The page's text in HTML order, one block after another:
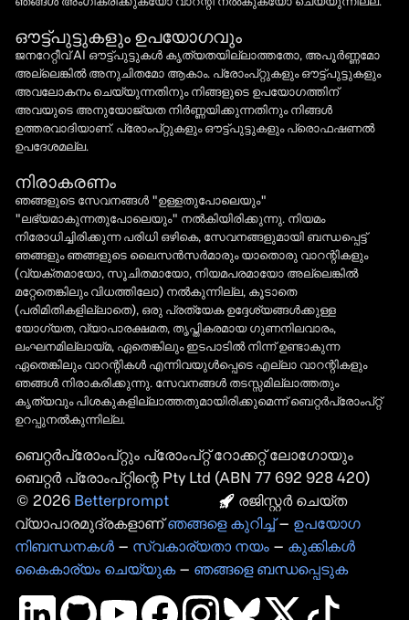
ഔട്ട്പുട്ടുകളും ഉപയോഗവും
ജനറേറ്റീവ് AI ഔട്ട്‌പുട്ടുകൾ കൃത്യതയില്ലാത്തതോ, അപൂർണ്ണമോ
അല്ലെങ്കിൽ അനുചിതമോ ആകാം. പ്രോംപ്റ്റുകളും ഔട്ട്‌പുട്ടുകളും
അവലോകനം ചെയ്യുന്നതിനും നിങ്ങളുടെ ഉപയോഗത്തിന്
അവയുടെ അനുയോജ്യത നിർണ്ണയിക്കുന്നതിനും നിങ്ങൾ
ഉത്തരവാദിയാണ്. പ്രോംപ്റ്റുകളും ഔട്ട്‌പുട്ടുകളും പ്രൊഫഷണൽ
ഉപദേശമല്ല.
നിരാകരണം
ഞങ്ങളുടെ സേവനങ്ങൾ "ഉള്ളതുപോലെയും"
"ലഭ്യമാകുന്നതുപോലെയും" നൽകിയിരിക്കുന്നു. നിയമം
നിരോധിച്ചിരിക്കുന്ന പരിധി ഒഴികെ, സേവനങ്ങളുമായി ബന്ധപ്പെട്ട്
ഞങ്ങളും ഞങ്ങളുടെ ലൈസൻസർമാരും യാതൊരു വാറന്റികളും
(വ്യക്തമായോ, സൂചിതമായോ, നിയമപരമായോ അല്ലെങ്കിൽ
മറ്റേതെങ്കിലും വിധത്തിലോ) നൽകുന്നില്ല, കൂടാതെ
(പരിമിതികളില്ലാതെ), ഒരു പ്രത്യേക ഉദ്ദേശ്യങ്ങൾക്കുള്ള
യോഗ്യത, വ്യാപാരക്ഷമത, തൃപ്തികരമായ ഗുണനിലവാരം,
ലംഘനമില്ലായ്മ, ഏതെങ്കിലും ഇടപാടിൽ നിന്ന് ഉണ്ടാകുന്ന
ഏതെങ്കിലും വാറന്റികൾ എന്നിവയുൾപ്പെടെ എല്ലാ വാറന്റികളും
ഞങ്ങൾ നിരാകരിക്കുന്നു. സേവനങ്ങൾ തടസ്സമില്ലാത്തതും
കൃത്യവും പിശകുകളില്ലാത്തതുമായിരിക്കുമെന്ന് ബെറ്റർപ്രോംപ്റ്റ്
ഉറപ്പുനൽകുന്നില്ല.
ബെറ്റർപ്രോംപ്റ്റും പ്രോംപ്റ്റ്റോക്കറ്റ്ലോഗോയും
ബെറ്റർ പ്രോംപ്റ്റിന്റെ
പകർപ്പവകാശം
2026
രജിസ്റ്റർ ചെയ്ത
വ്യാപാരമുദ്രകളാണ്ഞങ്ങളെ കുറിച്ച്– ഉപയോഗ
നിബന്ധനകൾ – സ്വകാര്യതാ നയം – കുക്കികൾ
കൈകാര്യം ചെയ്യുക– ഞങ്ങളെ ബന്ധപ്പെടുക